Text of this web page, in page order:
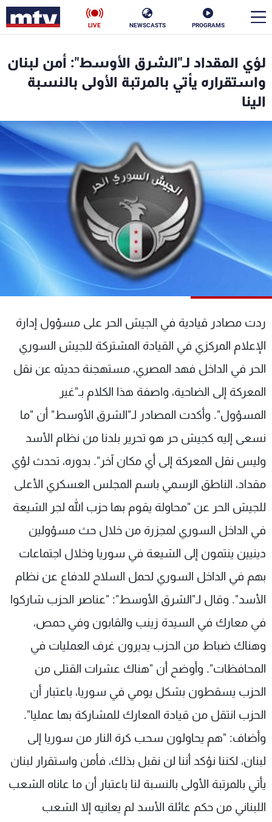
PROGRAMS
NEWSCASTS
LIVE
لؤي المقداد لـ"الشرق الأوسط": أمن لبنان
واستقراره يأتي بالمرتبة الأولى بالنسبة
الينا
ردت مصادر قيادية في الجيش الحر على مسؤول إدارة
الإعلام المركزي في القيادة المشتركة للجيش السوري
الحر في الداخل فهد المصري، مستهجنة حديثه عن نقل
المعركة إلى الضاحية، واصفة هذا الكلام بـ"غير
المسؤول". وأكدت المصادر لـ"الشرق الأوسط" أن "ما
نسعى إليه كجيش حر هو تحرير بلدنا من نظام الأسد
وليس نقل المعركة إلى أي مكان آخر". بدوره، تحدث لؤي
مقداد، الناطق الرسمي باسم المجلس العسكري الأعلى
للجيش الحر عن "محاولة يقوم بها حزب الله لجر الشيعة
في الداخل السوري لمجزرة من خلال حث مسؤولين
دينيين ينتمون إلى الشيعة في سوريا وخلال اجتماعات
بهم في الداخل السوري لحمل السلاح للدفاع عن نظام
الأسد". وقال لـ"الشرق الأوسط": "عناصر الحزب شاركوا
في معارك في السيدة زينب والقابون وفي حمص،
وهناك ضباط من الحزب يديرون غرف العمليات في
المحافظات". وأوضح أن "هناك عشرات القتلى من
الحزب يسقطون بشكل يومي في سوريا، باعتبار أن
الحزب انتقل من قيادة المعارك للمشاركة بها عمليا".
وأضاف: "هم يحاولون سحب كرة النار من سوريا إلى
لبنان، لكننا نؤكد أننا لن نقبل بذلك، فأمن واستقرار لبنان
يأتي بالمرتبة الأولى بالنسبة لنا باعتبار أن ما عاناه الشعب
اللبناني من حكم عائلة الأسد لم يعانيه إلا الشعب
الأخبار
سياسة
فن
منوعات رياضة
كأس العالم
البرامج
جدول البرامج
الترددات
عن MTV
الإنـتـاج
لاعلاناتكم
وظائف
تواصل معنا
شروط الإسـتخدام
سياسة الخصوصية